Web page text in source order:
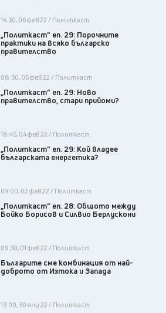
14:30, 06 фев 22 / Политкаст
„Политкаст“ еп. 29: Порочните
практики на всяко българско
правителство
08:30, 05 фев 22 / Политкаст
„Политкаст“ еп. 29: Ново
правителство, стари прийоми?
18:45, 04 фев 22 / Политкаст
„Политкаст“ еп. 29: Кой владее
българската енергетика?
09:00, 02 фев 22 / Политкаст
„Политкаст“ еп. 28: Общото между
Бойко Борисов и Силвио Берлускони
09:30, 01 фев 22 / Политкаст
Българите сме комбинация от най-
доброто от Изтока и Запада
13:00, 30 яну 22 / Политкаст